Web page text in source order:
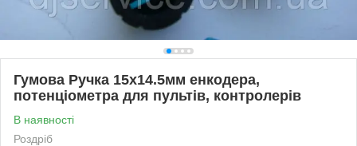
Гумова Ручка 15x14.5мм енкодера,
потенціометра для пультів, контролерів
В наявності
Роздріб